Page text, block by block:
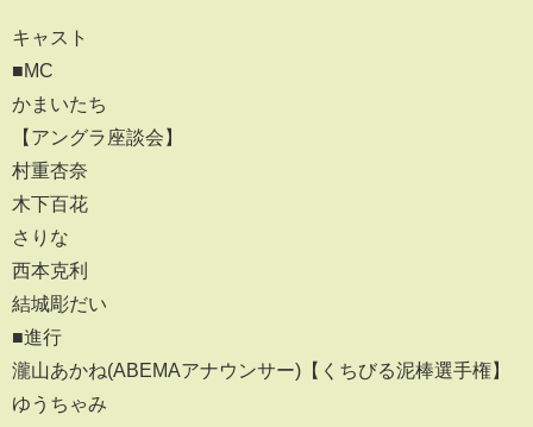
キャスト
■MC
かまいたち
【アングラ座談会】
村重杏奈
木下百花
さりな
西本克利
結城彫だい
■進行
瀧山あかね(ABEMAアナウンサー)【くちびる泥棒選手権】
ゆうちゃみ